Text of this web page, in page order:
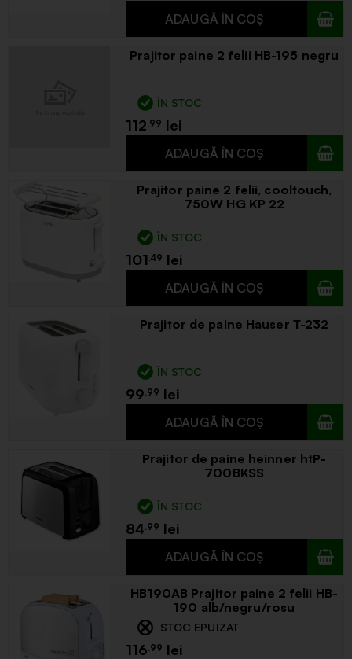
Prajitor paine 2 felii HB-195 negru
ÎN STOC
112.99
Prajitor paine 2 felii, cooltouch,
750W HG KP 22
ÎN STOC
101.49
Prajitor de paine Hauser T-232
ÎN STOC
99.99
Prajitor de paine heinner htP-
700BKSS
ÎN STOC
84.99
HB190AB Prajitor paine 2 felii HB-
190 alb/negru/rosu
STOC EPUIZAT
116.99